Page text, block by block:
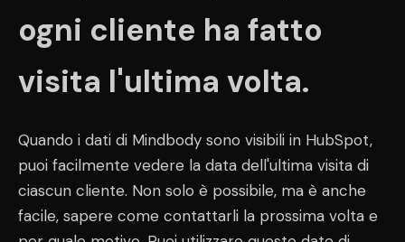
ogni cliente ha fatto
visita l'ultima volta.
Quando i dati di Mindbody sono visibili in HubSpot,
puoi facilmente vedere la data dell'ultima visita di
ciascun cliente. Non solo è possibile, ma è anche
facile, sapere come contattarli la prossima volta e